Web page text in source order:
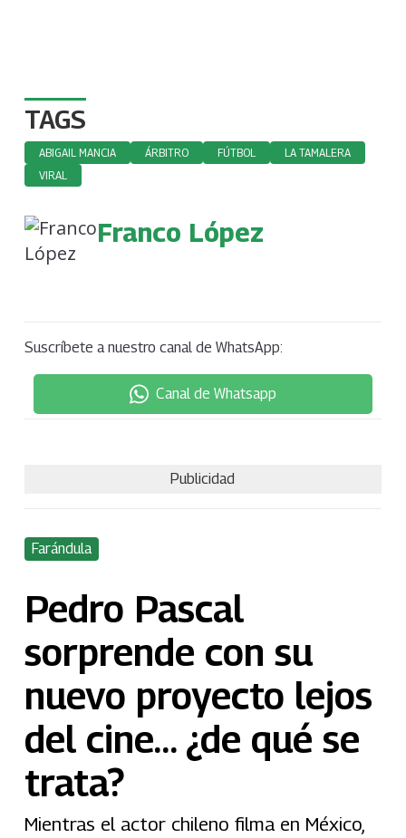
TAGS
ABIGAIL MANCIA ÁRBITRO FÚTBOL
LA TAMALERA
VIRAL
Franco López
Suscríbete a nuestro canal de WhatsApp:
Canal de Whatsapp
Publicidad
Farándula
Pedro Pascal
sorprende con su
nuevo proyecto lejos
del cine… ¿de qué se
trata?
Mientras el actor chileno filma en México,